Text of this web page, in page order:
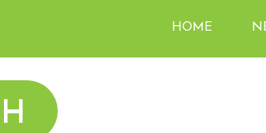
HOME